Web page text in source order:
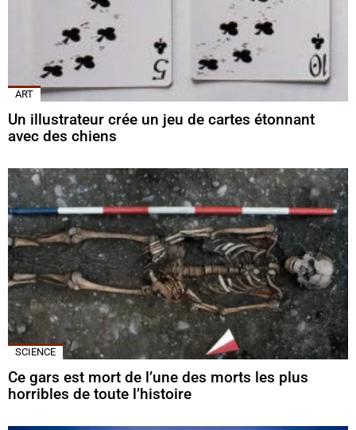
ART
Un illustrateur crée un jeu de cartes étonnant
avec des chiens
SCIENCE
Ce gars est mort de l’une des morts les plus
horribles de toute l’histoire